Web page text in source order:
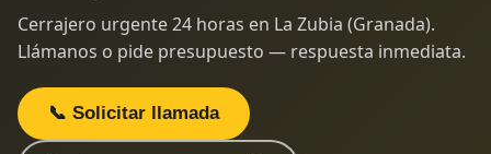
Cerrajero urgente 24 horas en La Zubia (Granada).
Llámanos o pide presupuesto — respuesta inmediata.
📞 Solicitar llamada